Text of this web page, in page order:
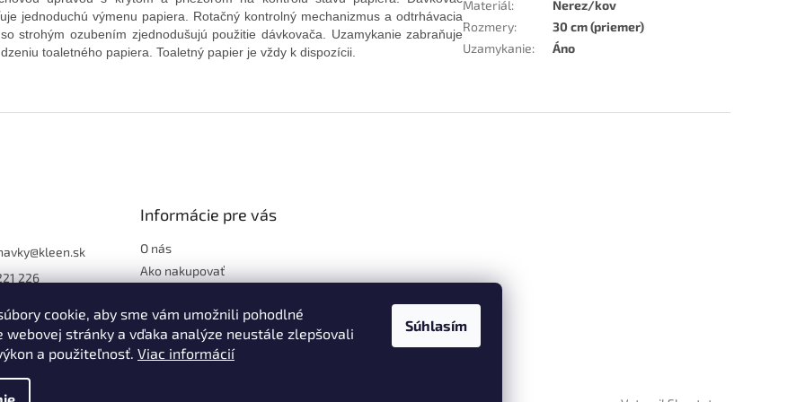
cookie, aby sme vám umožnili pohodlné
webovej stránky a vďaka analýze neustále zlepšovali
a použiteľnosť. Viac informácií
Súhlasím
jednoduchú výmenu papiera. Rotačný kontrolný mechanizmus a odtrhávacia
strohým ozubením zjednodušujú použitie dávkovača. Uzamykanie zabraňuje
toaletného papiera. Toaletný papier je vždy k dispozícii.
Materiál:
Nerez/kov
Rozmery:
30 cm (priemer)
Uzamykanie: Áno
@kleen.sk
226
www.instagra
kleen.sk
Informácie pre vás
O nás
Ako nakupovať
Podmienky ochrany
osobných údajov